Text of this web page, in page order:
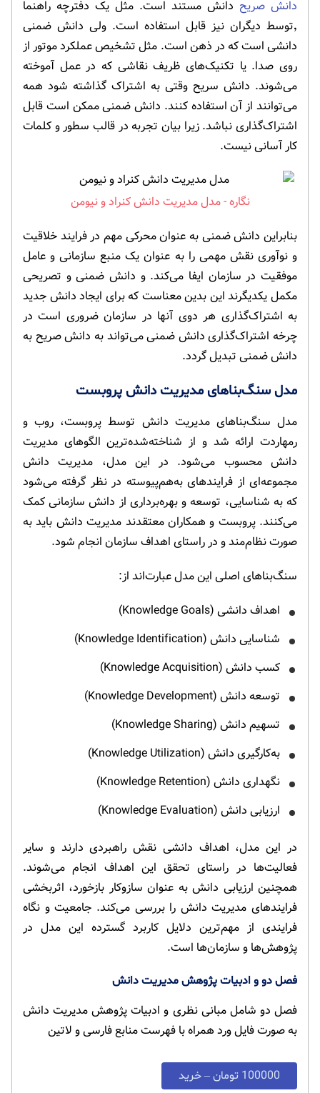
دانش صریح دانش مستند است. مثل یک دفترچه راهنما
٬توسط دیگران نیز قابل استفاده است. ولی دانش ضمنی
دانشی است که در ذهن است. مثل تشخیص عملکرد موتور از
روی صدا. یا تکنیک‌های ظریف نقاشی که در عمل آموخته
می‌شوند. دانش سریح وقتی به اشتراک گذاشته شود همه
می‌توانند از آن استفاده کنند. دانش ضمنی ممکن است قابل
اشتراک‌گذاری نباشد. زیرا بیان تجربه در قالب سطور و کلمات
کار آسانی نیست.
مدل مدیریت دانش کنراد و نیومن
بنابراین دانش ضمنی به عنوان محرکی مهم در فرایند خلاقیت
و نوآوری نقش مهمی را به عنوان یک منبع سازمانی و عامل
موفقیت در سازمان ایفا می‌کند. و دانش ضمنی و تصریحی
مکمل یکدیگرند این بدین معناست که برای ایجاد دانش جدید
به اشتراک‌گذاری هر دوی آنها در سازمان ضروری است در
چرخه اشتراک‌گذاری دانش ضمنی می‌تواند به دانش صریح به
دانش ضمنی تبدیل گردد.
مدل سنگ‌بناهای مدیریت دانش پروبست
مدل سنگ‌بناهای مدیریت دانش توسط پروبست، روب و
رمهاردت ارائه شد و از شناخته‌شده‌ترین الگوهای مدیریت
دانش محسوب می‌شود. در این مدل، مدیریت دانش
مجموعه‌ای از فرایندهای به‌هم‌پیوسته در نظر گرفته می‌شود
که به شناسایی، توسعه و بهره‌برداری از دانش سازمانی کمک
می‌کنند. پروبست و همکاران معتقدند مدیریت دانش باید به
صورت نظام‌مند و در راستای اهداف سازمان انجام شود.
سنگ‌بناهای اصلی این مدل عبارت‌اند از:
اهداف دانشی (Knowledge Goals)
شناسایی دانش (Knowledge Identification)
کسب دانش (Knowledge Acquisition)
توسعه دانش (Knowledge Development)
تسهیم دانش (Knowledge Sharing)
به‌کارگیری دانش (Knowledge Utilization)
نگهداری دانش (Knowledge Retention)
ارزیابی دانش (Knowledge Evaluation)
در این مدل، اهداف دانشی نقش راهبردی دارند و سایر
فعالیت‌ها در راستای تحقق این اهداف انجام می‌شوند.
همچنین ارزیابی دانش به عنوان سازوکار بازخورد، اثربخشی
فرایندهای مدیریت دانش را بررسی می‌کند. جامعیت و نگاه
فرایندی از مهم‌ترین دلایل کاربرد گسترده این مدل در
پژوهش‌ها و سازمان‌ها است.
فصل دو و ادبیات پژوهش مدیریت دانش
فصل دو شامل مبانی نظری و ادبیات پژوهش مدیریت دانش
به صورت فایل ورد همراه با فهرست منابع فارسی و لاتین
100000 تومان – خرید